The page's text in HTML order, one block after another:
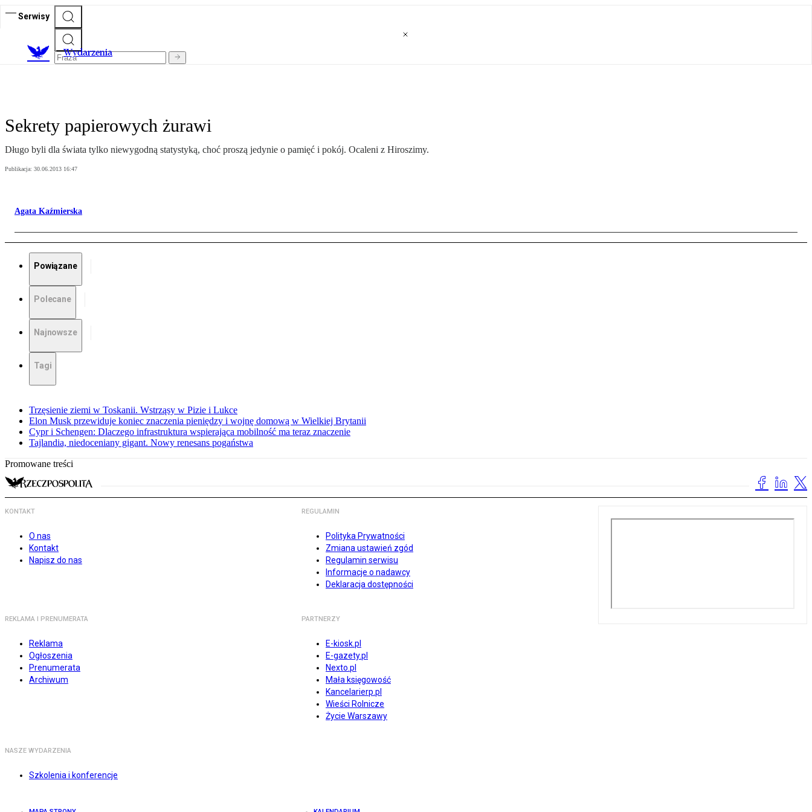
Serwisy
Wydarzenia
Sekrety papierowych żurawi
Długo byli dla świata tylko niewygodną statystyką, choć proszą jedynie o pamięć i pokój. Ocaleni z Hiroszimy.
Publikacja: 30.06.2013 16:47
Agata Kaźmierska
Powiązane
Polecane
Najnowsze
Tagi
Trzęsienie ziemi w Toskanii. Wstrząsy w Pizie i Lukce
Elon Musk przewiduje koniec znaczenia pieniędzy i wojnę domową w Wielkiej Brytanii
Cypr i Schengen: Dlaczego infrastruktura wspierająca mobilność ma teraz znaczenie
Tajlandia, niedoceniany gigant. Nowy renesans pogaństwa
Promowane treści
KONTAKT
O nas
Kontakt
Napisz do nas
REGULAMIN
Polityka Prywatności
Zmiana ustawień zgód
Regulamin serwisu
Informacje o nadawcy
Deklaracja dostępności
REKLAMA I PRENUMERATA
Reklama
Ogłoszenia
Prenumerata
Archiwum
PARTNERZY
E-kiosk.pl
E-gazety.pl
Nexto.pl
Mała księgowość
Kancelarierp.pl
Wieści Rolnicze
Życie Warszawy
NASZE WYDARZENIA
Szkolenia i konferencje